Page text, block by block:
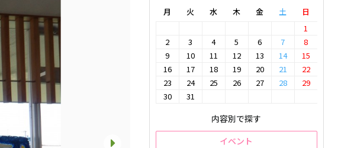
月 火 水 木 金 土
日
1
2
3 4 5 6 7
8
9
10 11 12 13 14
15
16
17 18 19 20 21
22
23
24 25 26 27 28
29
30
31
内容別で探す
イベント